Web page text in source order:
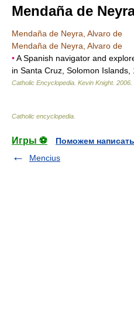
Mendaña de
Mendaña de Neyra, Alvaro de
Mendaña de Neyra, Alvaro de
•A Spanish navigator and
in Santa Cruz, Solomon Islands,
Catholic Encyclopedia Kevin Knight. 2006
Catholic encyclopedia
Игры ⚽
Поможем
Mencius